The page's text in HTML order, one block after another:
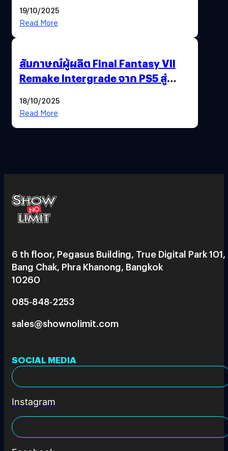
พาณิชย์ร่วมชูความสำเร็จ
19/10/2025
Read More
สัมภาษณ์ผู้ผลิต Final Fantasy VII
Remake Intergrade จาก PS5 สู่
18/10/2025
Read More
6 th floor, Pegasus Building, True Digital Park 101,
Bang Chak, Phra Khanong, Bangkok
10260
085-848-2253
sales@shownolimit.com
SOCIAL MEDIA
Instagram